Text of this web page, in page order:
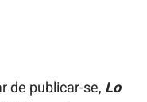
de publicar-se, Lo